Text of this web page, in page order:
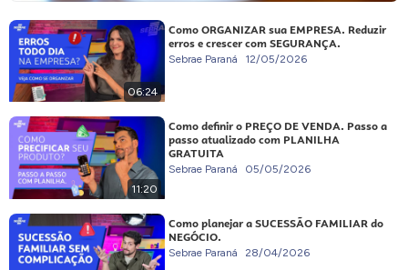
06:24
Como ORGANIZAR sua EMPRESA. Reduzir
erros e crescer com SEGURANÇA.
Sebrae Paraná 12/05/2026
11:20
Como definir o PREÇO DE VENDA. Passo a
passo atualizado com PLANILHA
GRATUITA
Sebrae Paraná 05/05/2026
Como planejar a SUCESSÃO FAMILIAR do
NEGÓCIO.
Sebrae Paraná 28/04/2026